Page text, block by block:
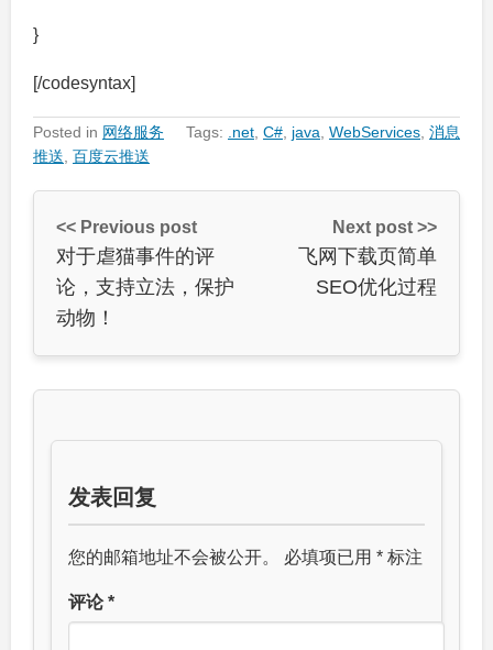
}
[/codesyntax]
Posted in 网络服务 Tags: .net C# java WebServices 消息
推送 百度云推送
<< Previous post
对于虐猫事件的评
论，支持立法，保护
动物！
Next post >>
飞网下载页简单
SEO优化过程
发表回复
您的邮箱地址不会被公开。 必填项已用 * 标注
评论*